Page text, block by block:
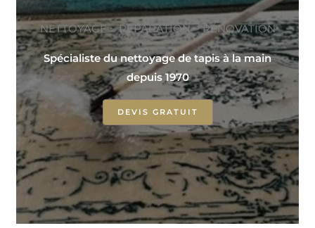
NETTOYAGE ~ RÉPARATION ~ RÉNOVATION
Spécialiste du nettoyage de tapis à la main
depuis 1970
DEVIS GRATUIT